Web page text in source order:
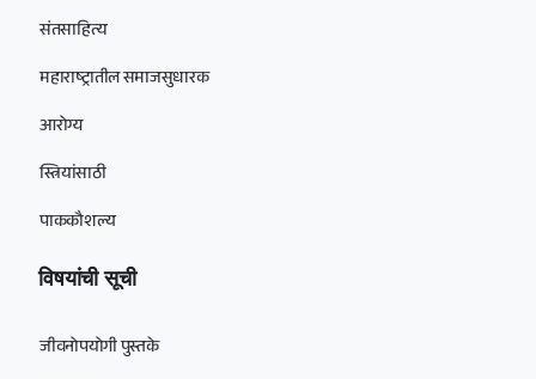
संतसाहित्य
महाराष्ट्रातील समाजसुधारक
आरोग्य
स्त्रियांसाठी
पाककौशल्य
विषयांची सूची
जीवनोपयोगी पुस्तके